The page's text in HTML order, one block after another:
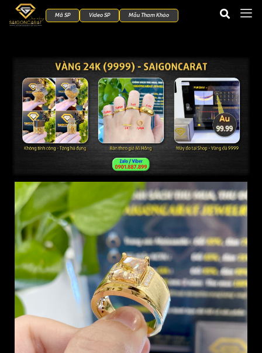
Mã SP Video SP Mẫu Tham Khảo